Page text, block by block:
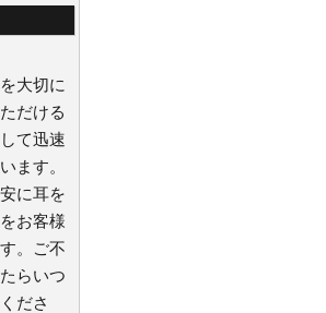
大切に
だける
て迅速
ます。
に耳を
お客様
。ご不
らいつ
ださ